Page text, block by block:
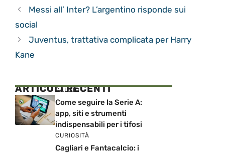
Messi all’ Inter? L’argentino risponde sui
social
Juventus, trattativa complicata per Harry
Kane
ARTICOLI RECENTI
CALCIO
Come seguire la Serie A:
app, siti e strumenti
indispensabili per i tifosi
CURIOSITÀ
Cagliari e Fantacalcio: i